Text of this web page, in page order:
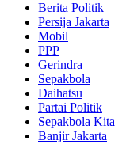
Berita Politik
Persija Jakarta
Mobil
PPP
Gerindra
Sepakbola
Daihatsu
Partai Politik
Sepakbola Kita
Banjir Jakarta